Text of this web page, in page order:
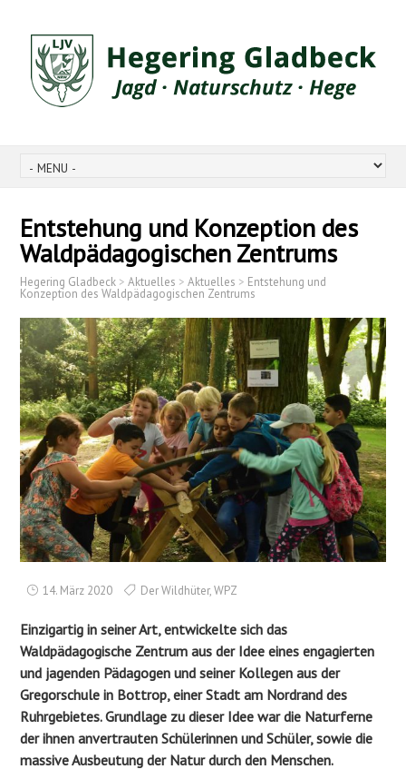
Entstehung und Konzeption des
Waldpädagogischen Zentrums
Hegering Gladbeck >Aktuelles >Aktuelles > Entstehung und
Konzeption des Waldpädagogischen Zentrums
14. März 2020 Der Wildhüter,WPZ
Einzigartig in seiner Art, entwickelte sich das
Waldpädagogische Zentrum aus der Idee eines engagierten
und jagenden Pädagogen und seiner Kollegen aus der
Gregorschule in Bottrop, einer Stadt am Nordrand des
Ruhrgebietes. Grundlage zu dieser Idee war die Naturferne
der ihnen anvertrauten Schülerinnen und Schüler, sowie die
massive Ausbeutung der Natur durch den Menschen.